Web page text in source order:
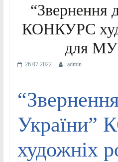
“Звернення
КОНКУРС
для
26.07.2022 admin
художніх